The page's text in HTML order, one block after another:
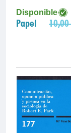
Disponible
Papel